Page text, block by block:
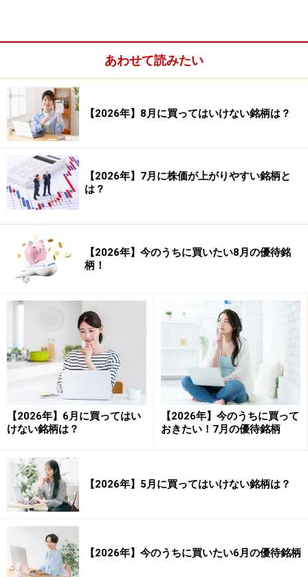
システムトレードの達人
勝率： 57.14 ％
引き分け数： 0 回
合計損益（率）： 18.96 ％ 平均損益（率）：
0.90 ％
合計利益（率）： 47.77 ％ 平均利益（率）：
3.98 ％
合計損失（率）： -28.82 ％ 平均損失（率）：
-3.20 ％
プロフィット・ファクター（合計利益÷合計損
失）： 1.658
平均保持日数： 27.24 日
■その2：建設（9銘柄）
あわせて読みたい
【2026年】8月に買ってはいけない銘柄は？
【2026年】7月に株価が上がりやすい銘柄と
は？
【2026年】今のうちに買いたい8月の優待銘
柄！
【2026年】6月に買ってはい
けない銘柄は？
【2026年】今のうちに買って
おきたい！7月の優待銘柄
【2026年】5月に買ってはいけない銘柄は？
【2026年】今のうちに買いたい6月の優待銘柄